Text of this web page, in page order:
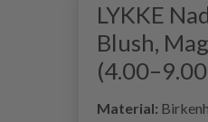
LYKKE
Blush,
Material: